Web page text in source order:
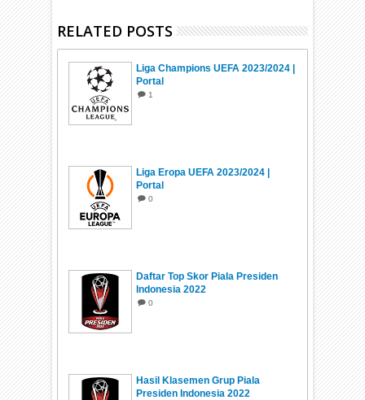
RELATED POSTS
Liga Champions UEFA 2023/2024 |
Portal
1
Liga Eropa UEFA 2023/2024 |
Portal
0
Daftar Top Skor Piala Presiden
Indonesia 2022
0
Hasil Klasemen Grup Piala
Presiden Indonesia 2022